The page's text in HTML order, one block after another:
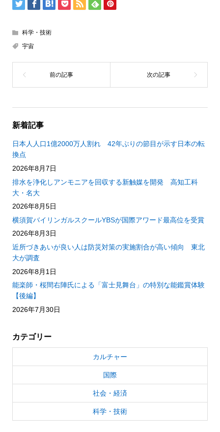
科学・技術
宇宙
新着記事
日本人人口1億2000万人割れ 42年ぶりの節目が示す日本の転
換点
2026年8月7日
排水を浄化しアンモニアを回収する新触媒を開発 高知工科
大・名大
2026年8月5日
横須賀バイリンガルスクールYBSが国際アワード最高位を受賞
2026年8月3日
近所づきあいが良い人は防災対策の実施割合が高い傾向 東北
大が調査
2026年8月1日
能楽師・桜間右陣氏による「富士見舞台」の特別な能鑑賞体験
【後編】
2026年7月30日
カテゴリー
カルチャー
国際
社会・経済
科学・技術